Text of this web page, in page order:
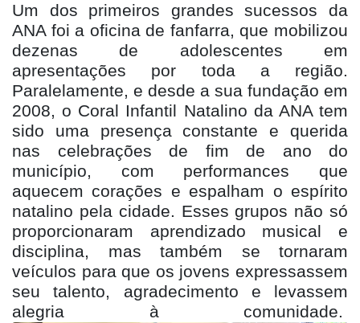
Um dos primeiros grandes sucessos da
ANA foi a oficina de fanfarra, que mobilizou
dezenas de adolescentes em
apresentações por toda a região.
Paralelamente, e desde a sua fundação em
2008, o Coral Infantil Natalino da ANA tem
sido uma presença constante e querida
nas celebrações de fim de ano do
município, com performances que
aquecem corações e espalham o espírito
natalino pela cidade. Esses grupos não só
proporcionaram aprendizado musical e
disciplina, mas também se tornaram
veículos para que os jovens expressassem
seu talento, agradecimento e levassem
alegria à comunidade.